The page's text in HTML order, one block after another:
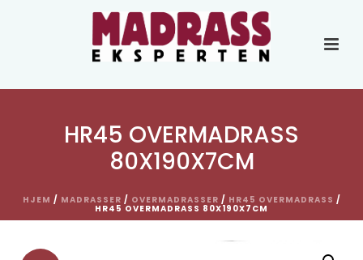
HR45 OVERMADRASS
80X190X7CM
HJEM / MADRASSER / OVERMADRASSER / HR45 OVERMADRASS /
HR45 OVERMADRASS 80X190X7CM